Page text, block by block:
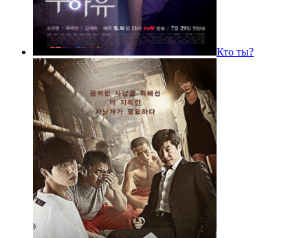
Кто ты?